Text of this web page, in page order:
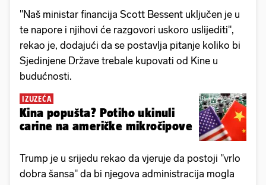
"Naš ministar financija Scott Bessent uključen je u
te napore i njihovi će razgovori uskoro uslijediti",
rekao je, dodajući da se postavlja pitanje koliko bi
Sjedinjene Države trebale kupovati od Kine u
budućnosti.
IZUZEĆA
Kina popušta? Potiho ukinuli
carine na američke mikročipove
Trump je u srijedu rekao da vjeruje da postoji "vrlo
dobra šansa" da bi njegova administracija mogla